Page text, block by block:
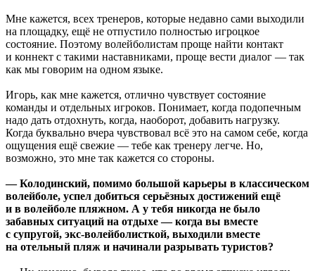
Мне кажется, всех тренеров, которые недавно сами выходили
на площадку, ещё не отпустило полностью игроцкое
состояние. Поэтому волейболистам проще найти контакт
и коннект с такими наставниками, проще вести диалог — так
как мы говорим на одном языке.
Игорь, как мне кажется, отлично чувствует состояние
команды и отдельных игроков. Понимает, когда подопечным
надо дать отдохнуть, когда, наоборот, добавить нагрузку.
Когда буквально вчера чувствовал всё это на самом себе, когда
ощущения ещё свежие — тебе как тренеру легче. Но,
возможно, это мне так кажется со стороны.
— Колодинский, помимо большой карьеры в классическом
волейболе, успел добиться серьёзных достижений ещё
и в волейболе пляжном. А у тебя никогда не было
забавных ситуаций на отдыхе — когда вы вместе
с супругой, экс-волейболисткой, выходили вместе
на отельный пляж и начинали разрывать туристов?